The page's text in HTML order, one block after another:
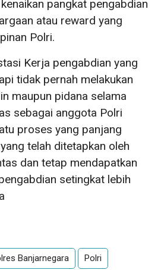
pangkat pengabdian
atau reward yang
Polri.
Kerja pengabdian yang
tidak pernah melakukan
maupun pidana selama
sebagai anggota Polri
proses yang panjang
telah ditetapkan oleh
dan tetap mendapatkan
setingkat lebih
Banjarnegara Polri